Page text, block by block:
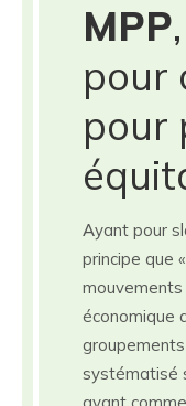
MPP
pour
pour
Ayant pour
principe que
économique
systématisé